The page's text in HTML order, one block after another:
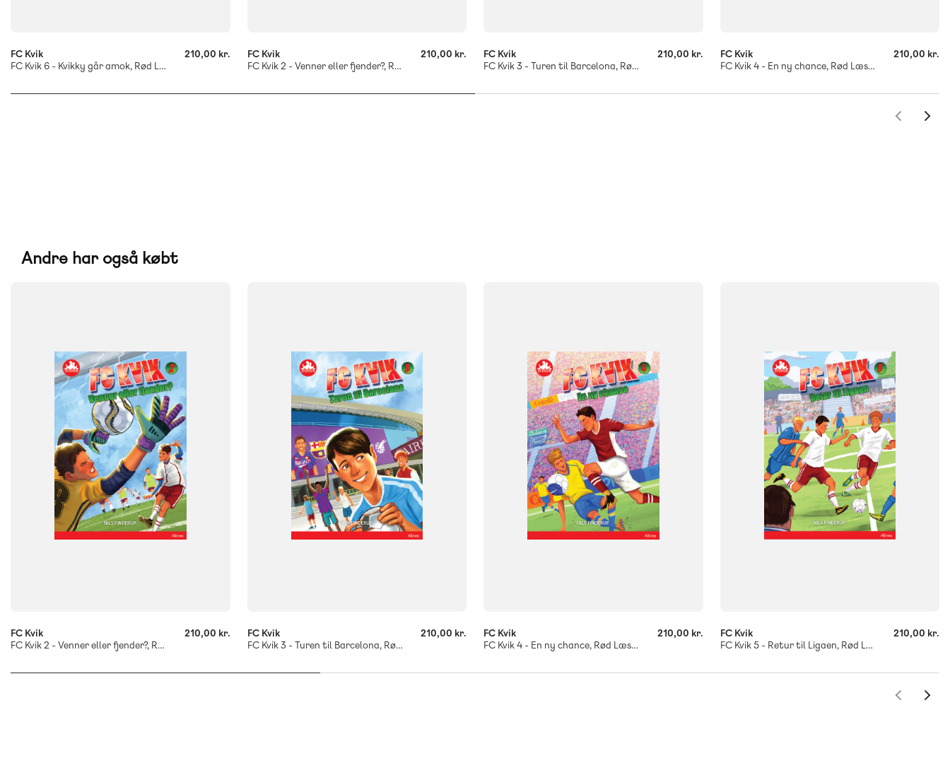
FC Kvik
FC Kvik 6 - Kvikky går amok, Rød Læseklub
210,00 kr.
FC Kvik
FC Kvik 2 - Venner eller fjender?, Rød Læseklub
210,00 kr.
FC Kvik
FC Kvik 3 - Turen til Barcelona, Rød Læseklub
210,00 kr.
FC Kvik
FC Kvik 4 - En ny chance, Rød Læseklub
210,00 kr.
Andre har også købt
3. klasse 4. klasse 5. klasse 6. klasse
FORMAT
Flergangsbog
9788723546012
FC Kvik
FC Kvik 2 - Venner eller fjender?, Rød Læseklub
210,00 kr.
3. klasse 4. klasse 5. klasse 6. klasse
Flergangsbog
9788723548528
FC Kvik
FC Kvik 3 - Turen til Barcelona, Rød Læseklub
210,00 kr.
3. klasse 4. klasse 5. klasse 6. klasse
FORMAT
Flergangsbog
9788723548535
FC Kvik
FC Kvik 4 - En ny chance, Rød Læseklub
210,00 kr.
3. klasse 4. klasse 5. klasse 6. klasse
FORMAT
Flergangsbog
9788723548856
FC Kvik
FC Kvik 5 - Retur til Ligaen, Rød Læseklub
210,00 kr.